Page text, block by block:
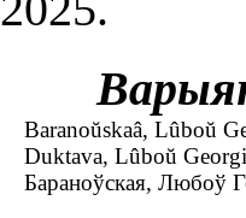
Baranoŭskaâ, Lûboŭ
Duktava, Lûboŭ
Бараноўская, Любоў